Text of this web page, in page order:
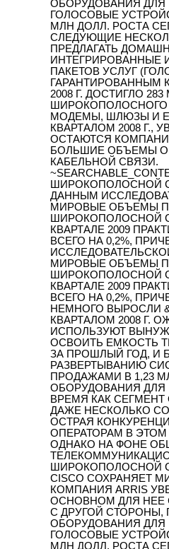
ОБОРУДОВАНИЯ
ГОЛОСОВЫЕ
МЛН ДОЛЛ. РОСТА
СЛЕДУЮЩИЕ
ПРЕДЛАГАТЬ
ИНТЕГРИРОВАННЫЕ
ПАКЕТОВ УСЛУГ
ГАРАНТИРОВАННЫМ
2008 Г. ДОСТИГЛО
ШИРОКОПОЛОСНОГО
МОДЕМЫ, ШЛЮЗЫ И
КВАРТАЛОМ 2008 Г.,
ОСТАЮТСЯ
БОЛЬШИЕ ОБЪЕМЫ
КАБЕЛЬНОЙ СВЯЗИ.
ШИРОКОПОЛОСНОЙ
ДАННЫМ
МИРОВЫЕ ОБЪЕМЫ
ШИРОКОПОЛОСНОЙ
КВАРТАЛЕ 2009
ВСЕГО НА 0,2%,
МИРОВЫЕ ОБЪЕМЫ
ШИРОКОПОЛОСНОЙ
КВАРТАЛЕ 2009
ВСЕГО НА 0,2%,
НЕМНОГО ВЫРОСЛИ
КВАРТАЛОМ 2008 Г.
ИСПОЛЬЗУЮТ
ОСВОИТЬ ЕМКОСТЬ
ЗА ПРОШЛЫЙ ГОД, И
РАЗВЕРТЫВАНИЮ
ПРОДАЖАМИ В 1,23
ОБОРУДОВАНИЯ ДЛЯ
ВРЕМЯ КАК
ДАЖЕ НЕСКОЛЬКО
ОСТРАЯ
ОПЕРАТОРАМ В
ОДНАКО НА ФОНЕ
ШИРОКОПОЛОСНОЙ
CISCO СОХРАНЯЕТ
КОМПАНИЯ ARRIS
ОСНОВНОМ ДЛЯ НЕЕ
С ДРУГОЙ СТОРОНЫ,
ОБОРУДОВАНИЯ
ГОЛОСОВЫЕ
МЛН ДОЛЛ. РОСТА